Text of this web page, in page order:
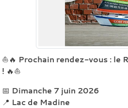
⛵🔥 Prochain rendez-vous : le
! 🔥⛵
📅 Dimanche 7 juin 2026
📍 Lac de Madine